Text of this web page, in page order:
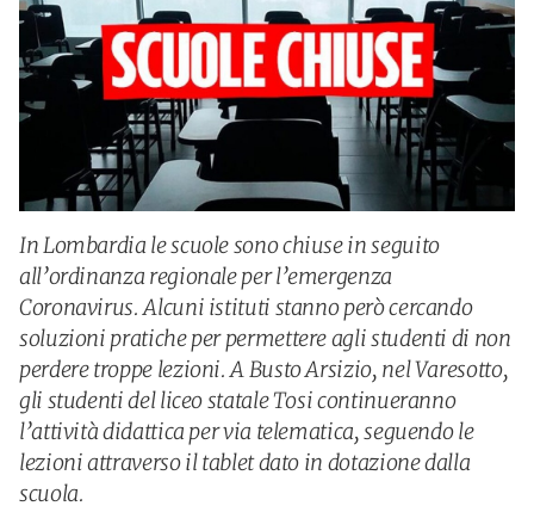
In Lombardia le scuole sono chiuse in seguito
all’ordinanza regionale per l’emergenza
Coronavirus. Alcuni istituti stanno però cercando
soluzioni pratiche per permettere agli studenti di non
perdere troppe lezioni. A Busto Arsizio, nel Varesotto,
gli studenti del liceo statale Tosi continueranno
l’attività didattica per via telematica, seguendo le
lezioni attraverso il tablet dato in dotazione dalla
scuola.